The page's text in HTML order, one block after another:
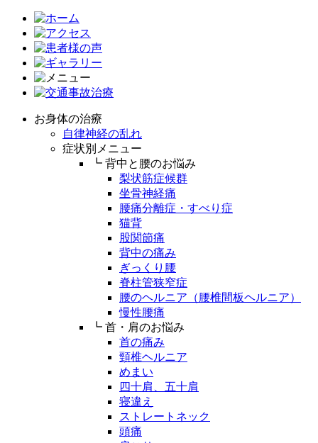
お身体の治療
自律神経の乱れ
症状別メニュー
┗ 背中と腰のお悩み
梨状筋症候群
坐骨神経痛
腰痛分離症・すべり症
猫背
股関節痛
背中の痛み
ぎっくり腰
脊柱管狭窄症
腰のヘルニア（腰椎間板ヘルニア）
慢性腰痛
┗ 首・肩のお悩み
首の痛み
頸椎ヘルニア
めまい
四十肩、五十肩
寝違え
ストレートネック
頭痛